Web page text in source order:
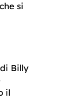
si
Billy
il